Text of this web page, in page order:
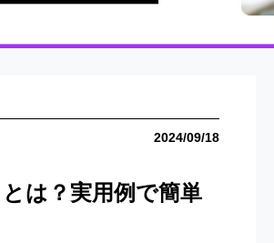
2024/09/18
は？実用例で簡単